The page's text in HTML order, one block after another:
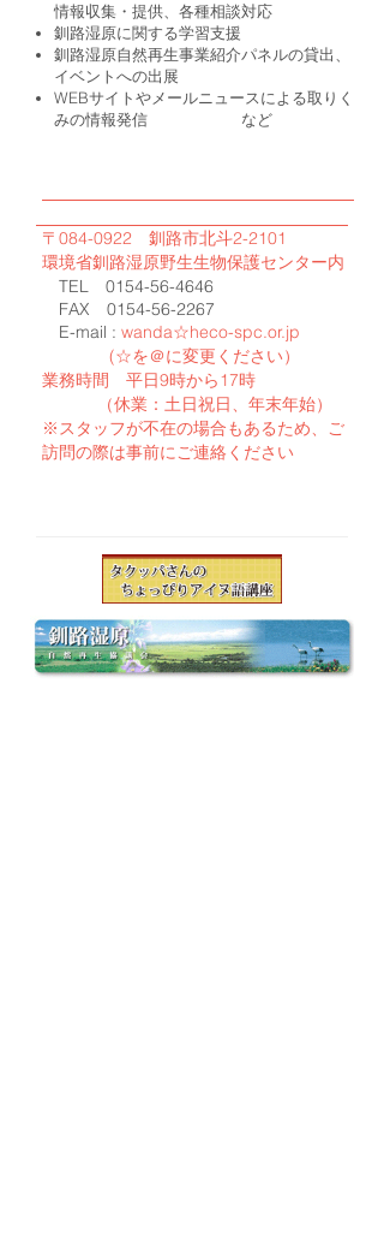
情報収集・提供、各種相談対応
釧路湿原に関する学習支援
釧路湿原自然再生事業紹介パネルの貸出、
イベントへの出展
​WEBサイトやメールニュースによる取りく
みの情報発信 など
​〒084-0922 釧路市北斗2-2101
環境省釧路湿原野生生物保護センター内
TEL 0154-56-4646
FAX 0154-56-2267
E-mail : wanda☆heco-spc.or.jp
(☆を＠に変更ください）
業務時間 平日9時から17時
（休業：土日祝日、年末年始）
※スタッフが不在の場合もあるため、ご
訪問の際は事前にご連絡ください